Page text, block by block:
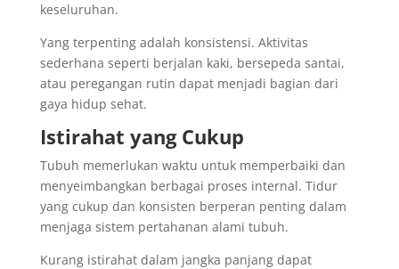
keseluruhan.
Yang terpenting adalah konsistensi. Aktivitas
sederhana seperti berjalan kaki, bersepeda santai,
atau peregangan rutin dapat menjadi bagian dari
gaya hidup sehat.
Istirahat yang Cukup
Tubuh memerlukan waktu untuk memperbaiki dan
menyeimbangkan berbagai proses internal. Tidur
yang cukup dan konsisten berperan penting dalam
menjaga sistem pertahanan alami tubuh.
Kurang istirahat dalam jangka panjang dapat